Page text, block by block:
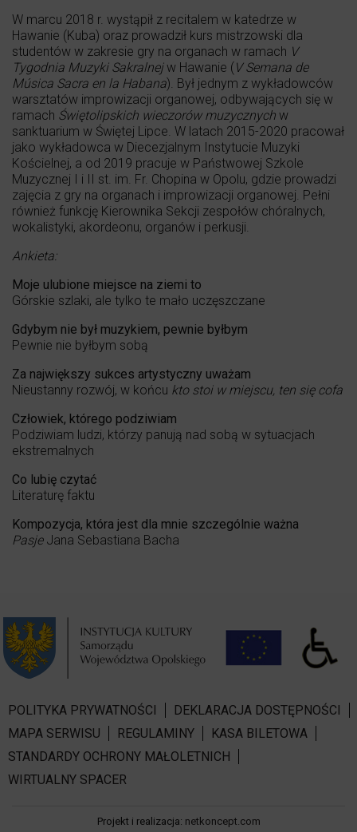
W marcu 2018 r. wystąpił z recitalem w katedrze w
Hawanie (Kuba) oraz prowadził kurs mistrzowski dla
studentów w zakresie gry na organach w ramach V
Tygodnia Muzyki Sakralnejw Hawanie ( V Semana de
Música Sacra en la Habana). Był jednym z wykładowców
warsztatów improwizacji organowej, odbywających się w
ramach Świętolipskich wieczorów muzycznych w
sanktuarium w Świętej Lipce. W latach 2015-2020 pracował
jako wykładowca w Diecezjalnym Instytucie Muzyki
Kościelnej, a od 2019 pracuje w Państwowej Szkole
Muzycznej I i II st. im. Fr. Chopina w Opolu, gdzie prowadzi
zajęcia z gry na organach i improwizacji organowej. Pełni
również funkcję Kierownika Sekcji zespołów chóralnych,
wokalistyki, akordeonu, organów i perkusji.
Ankieta:
Moje ulubione miejsce na ziemi to
Górskie szlaki, ale tylko te mało uczęszczane
Gdybym nie był muzykiem, pewnie byłbym
Pewnie nie byłbym sobą
Za największy sukces artystyczny uważam
Nieustanny rozwój, w końcu kto stoi w miejscu, ten się cofa
Człowiek, którego podziwiam
Podziwiam ludzi, którzy panują nad sobą w sytuacjach
ekstremalnych
Co lubię czytać
Literaturę faktu
Kompozycja, która jest dla mnie szczególnie ważna
PasjeJana Sebastiana Bacha
POLITYKA PRYWATNOŚCI
DEKLARACJA DOSTĘPNOŚCI
MAPA SERWISU
REGULAMINY
KASA BILETOWA
STANDARDY OCHRONY MAŁOLETNICH
WIRTUALNY SPACER
Projekt i realizacja: netkoncept.com